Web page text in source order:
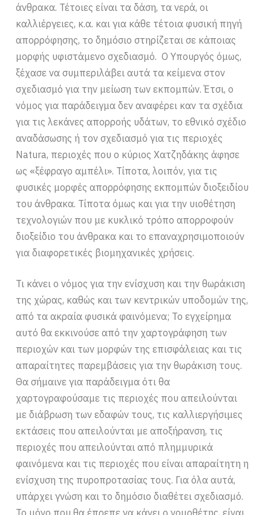
άνθρακα. Τέτοιες είναι τα δάση, τα νερά, οι
καλλιέργειες, κ.α. και για κάθε τέτοια φυσική πηγή
απορρόφησης, το δημόσιο στηρίζεται σε κάποιας
μορφής υφιστάμενο σχεδιασμό. Ο Υπουργός όμως,
ξέχασε να συμπεριλάβει αυτά τα κείμενα στον
σχεδιασμό για την μείωση των εκπομπών. Έτσι, ο
νόμος για παράδειγμα δεν αναφέρει καν τα σχέδια
για τις λεκάνες απορροής υδάτων, το εθνικό σχέδιο
αναδάσωσης ή τον σχεδιασμό για τις περιοχές
Natura, περιοχές που ο κύριος Χατζηδάκης άφησε
ως «ξέφραγο αμπέλι». Τίποτα, λοιπόν, για τις
φυσικές μορφές απορρόφησης εκπομπών διοξειδίου
του άνθρακα. Τίποτα όμως και για την υιοθέτηση
τεχνολογιών που με κυκλικό τρόπο απορροφούν
διοξείδιο του άνθρακα και το επαναχρησιμοποιούν
για διαφορετικές βιομηχανικές χρήσεις.
Τι κάνει ο νόμος για την ενίσχυση και την θωράκιση
της χώρας, καθώς και των κεντρικών υποδομών της,
από τα ακραία φυσικά φαινόμενα; Το εγχείρημα
αυτό θα εκκινούσε από την χαρτογράφηση των
περιοχών και των μορφών της επισφάλειας και τις
απαραίτητες παρεμβάσεις για την θωράκιση τους.
Θα σήμαινε για παράδειγμα ότι θα
χαρτογραφούσαμε τις περιοχές που απειλούνται
με διάβρωση των εδαφών τους, τις καλλιεργήσιμες
εκτάσεις που απειλούνται με αποξήρανση, τις
περιοχές που απειλούνται από πλημμυρικά
φαινόμενα και τις περιοχές που είναι απαραίτητη η
ενίσχυση της πυροπροτασίας τους. Για όλα αυτά,
υπάρχει γνώση και το δημόσιο διαθέτει σχεδιασμό.
Το μόνο που θα έπρεπε να κάνει ο νομοθέτης, είναι